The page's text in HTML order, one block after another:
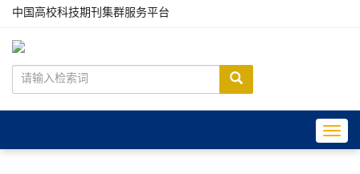
中国高校科技期刊集群服务平台